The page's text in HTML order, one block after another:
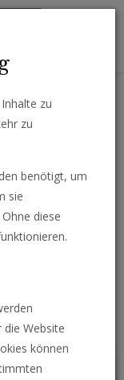
Nachrichten
zu
zu
benötigt, um
sie
diese
Website
können